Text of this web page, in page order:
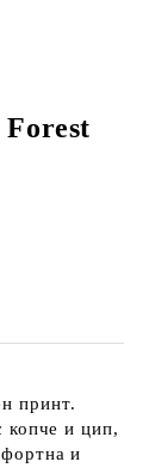
принт.
копче и цип,
и